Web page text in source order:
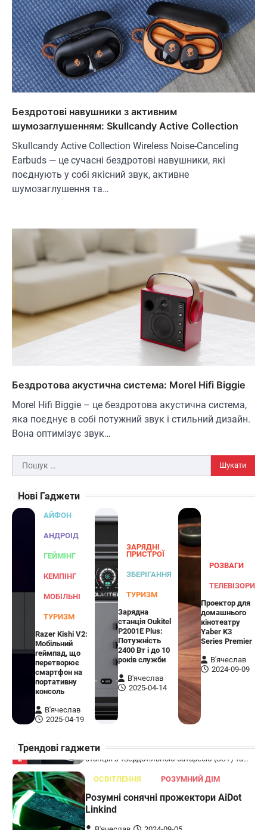
Бездротові навушники з активним
шумозаглушенням: Skullcandy Active Collection
Skullcandy Active Collection Wireless Noise-Canceling
Earbuds — це сучасні бездротові навушники, які
поєднують у собі якісний звук, активне
шумозаглушення та…
Бездротова акустична система: Morel Hifi Biggie
Morel Hifi Biggie – це бездротова акустична система,
яка поєднує в собі потужний звук і стильний дизайн.
Вона оптимізує звук…
Пошук:
Нові Гаджети
АЙФОН
АНДРОІД
ГЕЙМІНГ
КЕМПІНГ
МОБІЛЬНІ
ТУРИЗМ
Razer Kishi V2:
Мобільний
геймпад, що
перетворює
смартфон на
портативну
консоль
В'ячеслав
2025-04-19
ЗАРЯДНІ
ПРИСТРОЇ
ЗБЕРІГАННЯ
ТУРИЗМ
Зарядна
станція Oukitel
P2001E Plus:
Потужність
2400 Вт і до 10
років служби
В'ячеслав
2025-04-14
РОЗВАГИ
ТЕЛЕВІЗОРИ
Проектор для
домашнього
кінотеатру
Yaber K3
Series Premier
В'ячеслав
2024-09-09
Трендові гаджети
Linkind
В'ячеслав 2024-09-05
AiDot Linkind — це розумні сонячні
прожектори, які забезпечують ефективне
освітлення вашого подвір'я, саду або…
4
ЗАРЯДНІ ПРИСТРОЇ ТУРИЗМ
Універсальний дорожній адаптер
Joyroom JR-TCW02 на 65 Вт
2024-09-04
Joyroom JR-TCW02 — це універсальний
розроблений для заряджання ваших
пристроїв…
ГЕЙМІНГ
Бездротовий контролер 8BitDo Lite
8BitDo Lite SE 2.4G — це компактний
бездротовий контролер, розроблений
спеціально для Xbox. Завдяки своєму…
АУДІО КОЛОНКИ
Бездротова колонка LG XBOOM Go
XG2T
В'ячеслав 2024-09-07
LG XBOOM Go XG2T — це компактна
бездротова колонка, яка поєднує в собі
потужний звук…
2
ЗАРЯДНІ ПРИСТРОЇ
Портативна зарядна станція Yoshino
Power B330 SST
В'ячеслав 2024-09-06
високопродуктивна портативна зарядна
станція з твердотільною батареєю (SST) та…
ОСВІТЛЕННЯ РОЗУМНИЙ ДІМ
Розумні сонячні прожектори AiDot
Linkind